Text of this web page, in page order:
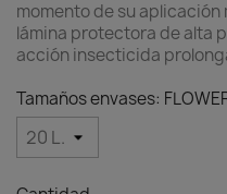
momento de su
lámina protectora de alta
acción insecticida
Tamaños envases: